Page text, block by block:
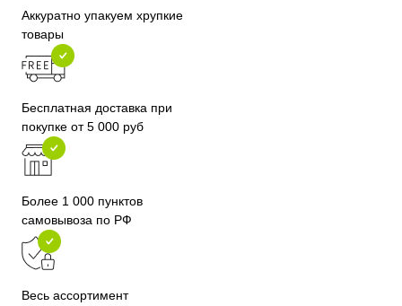
Аккуратно упакуем хрупкие
товары
Бесплатная доставка при
покупке от 5 000 руб
Более 1 000 пунктов
самовывоза по РФ
Весь ассортимент